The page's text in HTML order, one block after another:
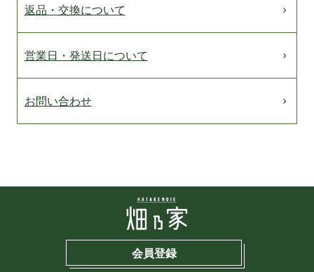
返品・交換について
営業日・発送日について
お問い合わせ
会員登録